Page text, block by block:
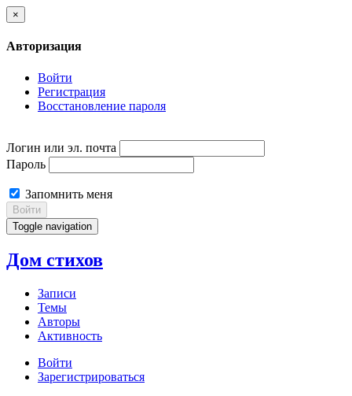
×
Авторизация
Войти
Регистрация
Восстановление пароля
Логин или эл. почта
Пароль
Запомнить меня
Войти
Toggle navigation
Дом стихов
Записи
Темы
Авторы
Активность
Войти
Зарегистрироваться